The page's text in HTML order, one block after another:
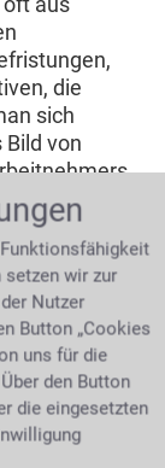
die
sich
von
Befristung
Händeschütteln
setzen wir zur
Nutzer
Button „Cookies
uns für die
den Button
die eingesetzten